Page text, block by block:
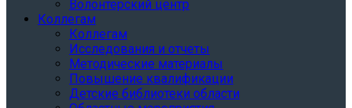
Волонтерский центр
Коллегам
Коллегам
Исследования и отчеты
Методические материалы
Повышение квалификации
Детские библиотеки области